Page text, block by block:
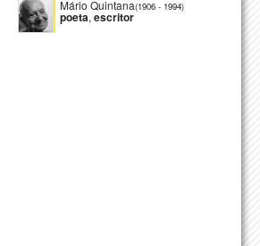
Mário Quintana(1906 - 1994)
poeta, escritor